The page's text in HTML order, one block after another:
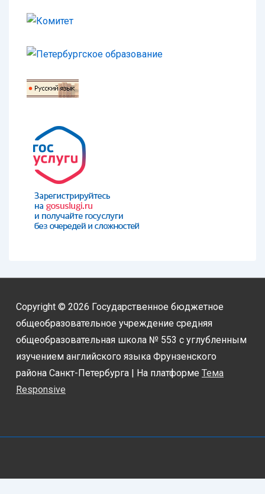
Copyright © 2026 Государственное бюджетное
общеобразовательное учреждение средняя
общеобразовательная школа № 553 с углубленным
изучением английского языка Фрунзенского
района Санкт-Петербурга | На платформе Тема
Responsive